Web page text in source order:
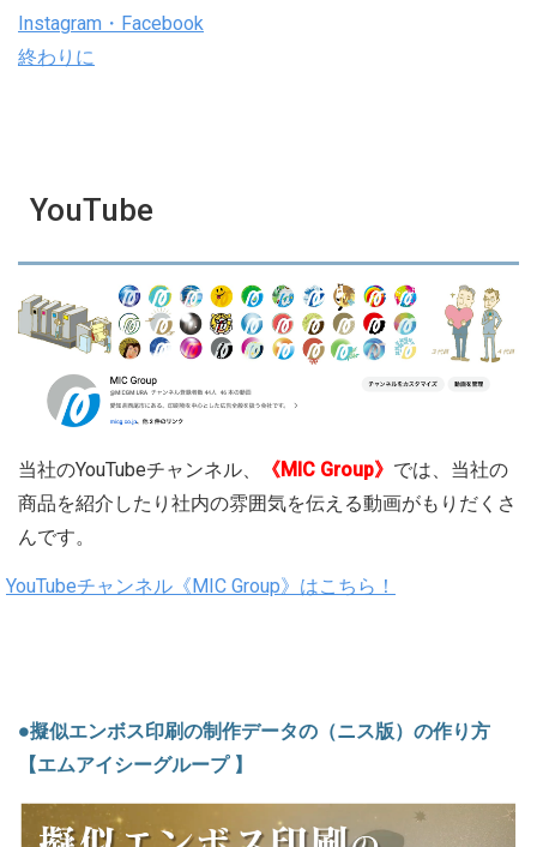
Instagram・Facebook
終わりに
YouTube
当社のYouTubeチャンネル、 《MIC Group》 では、当社の
商品を紹介したり社内の雰囲気を伝える動画がもりだくさ
んです。
YouTubeチャンネル《MIC Group》はこちら！
●擬似エンボス印刷の制作データの（ニス版）の作り方
【エムアイシーグループ 】